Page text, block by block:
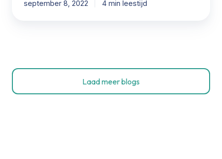
september 8, 2022 4 min leestijd
Laad meer blogs